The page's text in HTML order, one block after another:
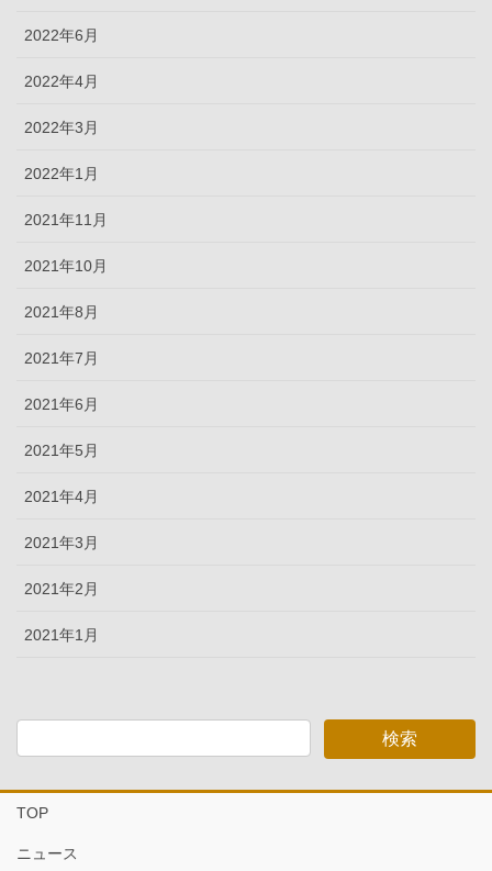
2022年6月
2022年4月
2022年3月
2022年1月
2021年11月
2021年10月
2021年8月
2021年7月
2021年6月
2021年5月
2021年4月
2021年3月
2021年2月
2021年1月
TOP
ニュース